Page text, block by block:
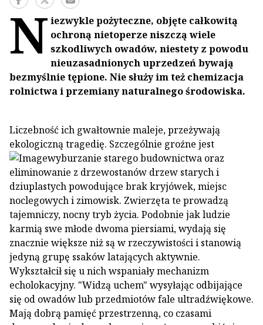
N iezwykle pożyteczne, objęte całkowitą
ochroną nietoperze niszczą wiele
szkodliwych owadów, niestety z powodu
nieuzasadnionych uprzedzeń bywają
bezmyślnie tępione. Nie służy im też chemizacja
rolnictwa i przemiany naturalnego środowiska.
Liczebność ich gwałtownie maleje, przeżywają
ekologiczną tragedię. Szczególnie groźne jest
wyburzanie starego budownictwa oraz
eliminowanie z drzewostanów drzew starych i
dziuplastych powodujące brak kryjówek, miejsc
noclegowych i zimowisk. Zwierzęta te prowadzą
tajemniczy, nocny tryb życia. Podobnie jak ludzie
karmią swe młode dwoma piersiami, wydają się
znacznie większe niż są w rzeczywistości i stanowią
jedyną grupę ssaków latających aktywnie.
Wykształcił się u nich wspaniały mechanizm
echolokacyjny. "Widzą uchem" wysyłając odbijające
się od owadów lub przedmiotów fale ultradźwiękowe.
Mają dobrą pamięć przestrzenną, co czasami